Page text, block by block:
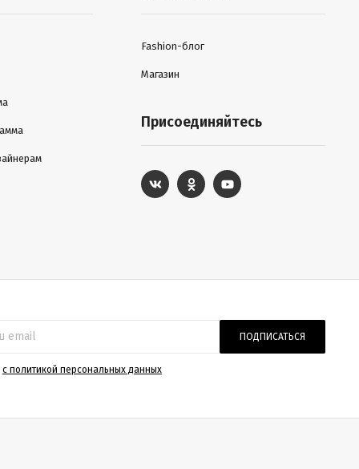
Fashion-блог
Магазин
Присоединяйтесь
ПОДПИСАТЬСЯ
с политикой персональных данных